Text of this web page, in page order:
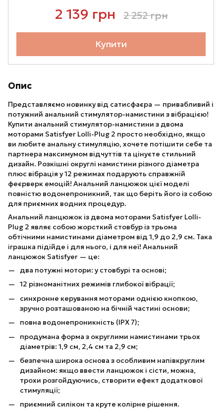
2 139 грн 2 252 грн
Купити
Опис
Представляємо новинку від сатисфаєра — привабливий і
потужний анальний стимулятор-намистини з вібрацією!
Купити анальний стимулятор-намистини з двома
моторами Satisfyer Lolli-Plug 2 просто необхідно, якщо
ви любите анальну стимуляцію, хочете потішити себе та
партнера максимумом відчуттів та цінуєте стильний
дизайн. Розкішні округлі намистини різного діаметра
плюс вібрація у 12 режимах подарують справжній
феєрверк емоцій! Анальний ланцюжок цієї моделі
повністю водонепроникний, так що беріть його із собою
для приємних водних процедур.
Анальний ланцюжок із двома моторами Satisfyer Lolli-
Plug 2 являє собою жорсткий стовбур із трьома
обтічними намистинами діаметром від 1,9 до 2,9 см. Така
іграшка підійде і для нього, і для неї! Анальний
ланцюжок Satisfyer — це:
два потужні мотори: у стовбурі та основі;
12 різноманітних режимів глибокої вібрації;
синхронне керування моторами однією кнопкою,
зручно розташованою на бічній частині основи;
повна водонепроникність (IPX 7);
продумана форма з округлими намистинами трьох
діаметрів: 1,9 см, 2,4 см та 2,9 см;
безпечна широка основа з особливим напівкруглим
дизайном: якщо ввести ланцюжок і сісти, можна,
трохи розгойдуючись, створити ефект додаткової
стимуляції;
приємний силікон та круте колірне рішення.